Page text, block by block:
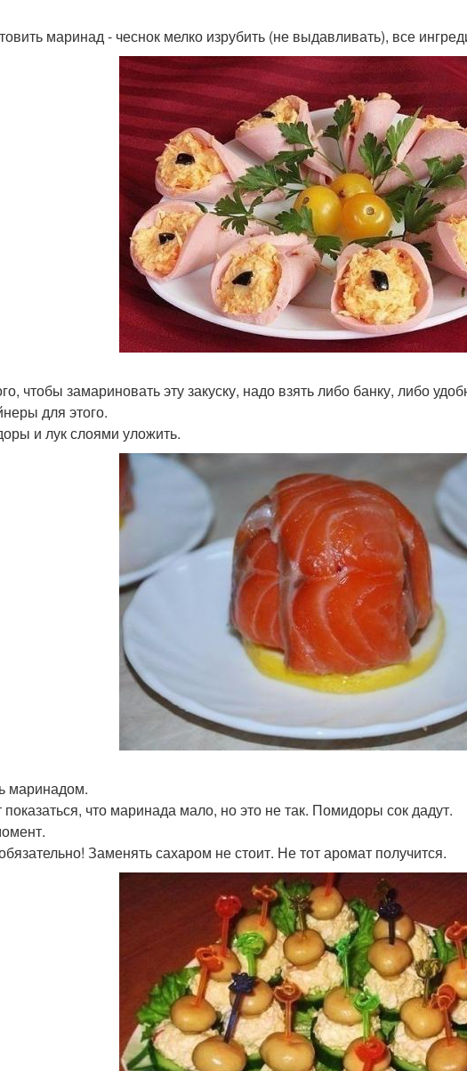
маринад - чеснок мелко изрубить (не выдавливать), все
чтобы замариновать эту закуску, надо взять либо банку, либо
для этого.
и лук слоями уложить.
маринадом.
что маринада мало, но это не так. Помидоры сок дадут.
Заменять сахаром не стоит. Не тот аромат получится.